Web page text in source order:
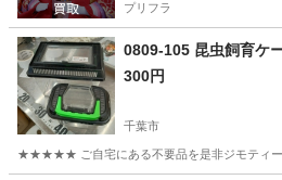
プリフラ
0809-105 昆虫飼育ケ
300円
千葉市
★★★★★ ご自宅にある不要品を是非ジモティー